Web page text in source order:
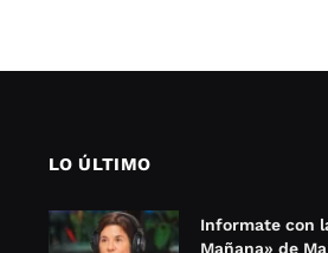
LO ÚLTIMO
Informate con
Mañana» de